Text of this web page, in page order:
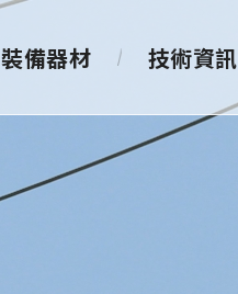
裝備器材 技術資訊